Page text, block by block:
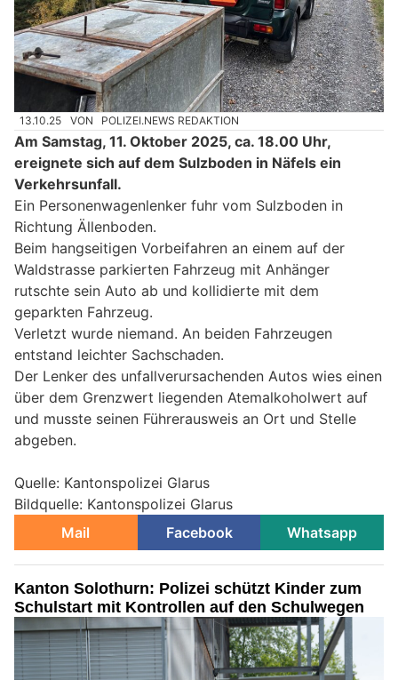
13.10.25 VON POLIZEI.NEWS REDAKTION
Am Samstag, 11. Oktober 2025, ca. 18.00 Uhr,
ereignete sich auf dem Sulzboden in Näfels ein
Verkehrsunfall.
Ein Personenwagenlenker fuhr vom Sulzboden in
Richtung Ällenboden.
Beim hangseitigen Vorbeifahren an einem auf der
Waldstrasse parkierten Fahrzeug mit Anhänger
rutschte sein Auto ab und kollidierte mit dem
geparkten Fahrzeug.
Verletzt wurde niemand. An beiden Fahrzeugen
entstand leichter Sachschaden.
Der Lenker des unfallverursachenden Autos wies einen
über dem Grenzwert liegenden Atemalkoholwert auf
und musste seinen Führerausweis an Ort und Stelle
abgeben.
Quelle: Kantonspolizei Glarus
Bildquelle: Kantonspolizei Glarus
Mail
Facebook Whatsapp
Kanton Solothurn: Polizei schützt Kinder zum
Schulstart mit Kontrollen auf den Schulwegen